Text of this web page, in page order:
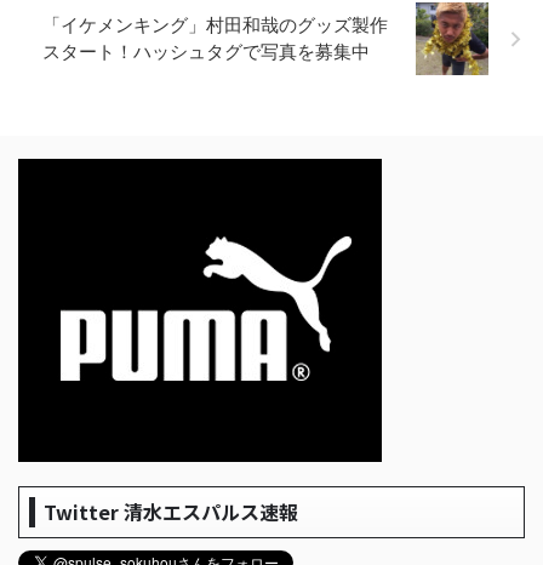
「イケメンキング」村田和哉のグッズ製作
スタート！ハッシュタグで写真を募集中
Twitter 清水エスパルス速報